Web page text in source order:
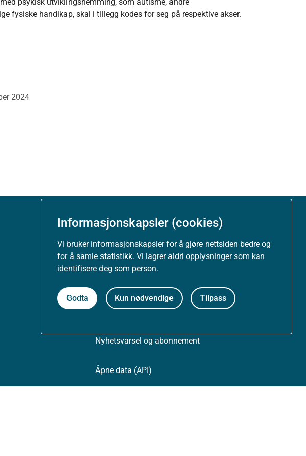
Informasjonskapsler (cookies)
Vi bruker informasjonskapsler for å gjøre nettsiden bedre og
for å samle statistikk. Vi lagrer aldri opplysninger som kan
identifisere deg som person.
Godta Kun nødvendige Tilpass
fysiske handikap, skal i tillegg kodes for seg på respektive akser.
2024
Om nettstedet
Personvernerklæring
Besøksstatistikk og informasjonskapsler
Nyhetsvarsel og abonnement
Åpne data (API)